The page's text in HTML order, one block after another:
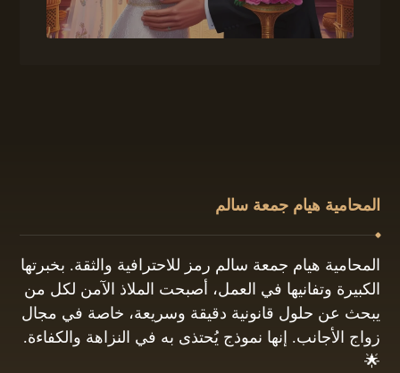
المحامية هيام جمعة سالم
المحامية هيام جمعة سالم رمز للاحترافية والثقة. بخبرتها
الكبيرة وتفانيها في العمل، أصبحت الملاذ الآمن لكل من
يبحث عن حلول قانونية دقيقة وسريعة، خاصة في مجال
زواج الأجانب. إنها نموذج يُحتذى به في النزاهة والكفاءة.
🌟